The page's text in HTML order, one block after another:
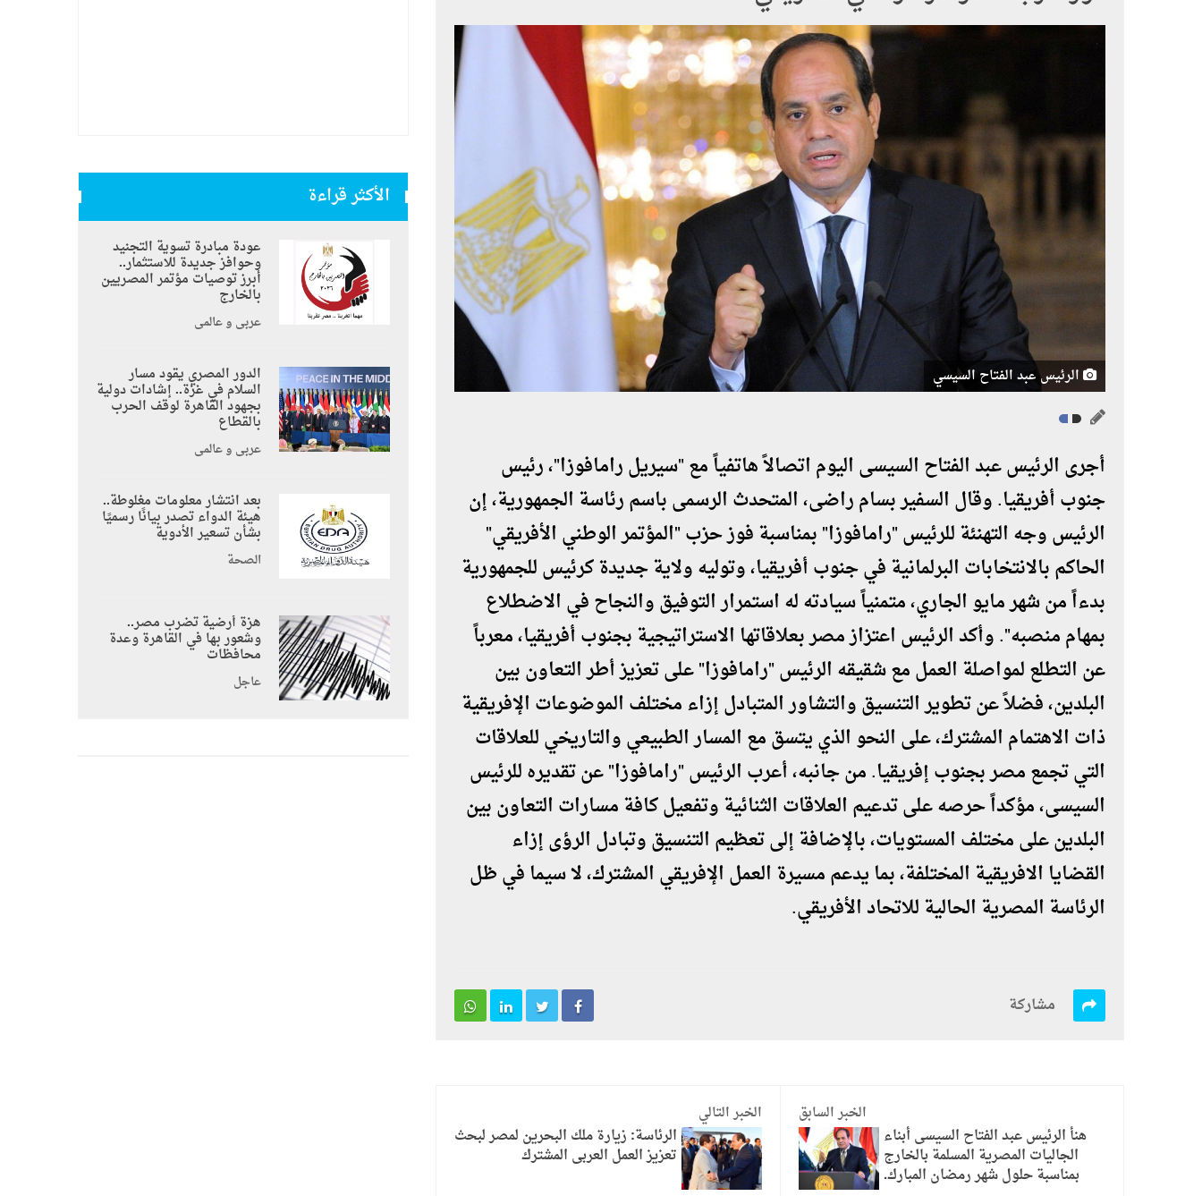
الرئيس عبد الفتاح السيسي
أجرى الرئيس عبد الفتاح السيسى اليوم اتصالاً هاتفياً مع "سيريل رامافوزا"، رئيس
جنوب أفريقيا. وقال السفير بسام راضى، المتحدث الرسمى باسم رئاسة الجمهورية، إن
الرئيس وجه التهنئة للرئيس "رامافوزا" بمناسبة فوز حزب "المؤتمر الوطني الأفريقي"
الحاكم بالانتخابات البرلمانية في جنوب أفريقيا، وتوليه ولاية جديدة كرئيس للجمهورية
بدءاً من شهر مايو الجاري، متمنياً سيادته له استمرار التوفيق والنجاح في الاضطلاع
بمهام منصبه". وأكد الرئيس اعتزاز مصر بعلاقاتها الاستراتيجية بجنوب أفريقيا، معرباً
عن التطلع لمواصلة العمل مع شقيقه الرئيس "رامافوزا" على تعزيز أطر التعاون بين
البلدين، فضلاً عن تطوير التنسيق والتشاور المتبادل إزاء مختلف الموضوعات الإفريقية
ذات الاهتمام المشترك، على النحو الذي يتسق مع المسار الطبيعي والتاريخي للعلاقات
التي تجمع مصر بجنوب إفريقيا. من جانبه، أعرب الرئيس "رامافوزا" عن تقديره للرئيس
السيسى، مؤكداً حرصه على تدعيم العلاقات الثنائية وتفعيل كافة مسارات التعاون بين
البلدين على مختلف المستويات، بالإضافة إلى تعظيم التنسيق وتبادل الرؤى إزاء
القضايا الافريقية المختلفة، بما يدعم مسيرة العمل الإفريقي المشترك، لا سيما في ظل
الرئاسة المصرية الحالية للاتحاد الأفريقي.
مشاركة
الخبر السابق
هنأ الرئيس عبد الفتاح السيسى أبناء
الجاليات المصرية المسلمة بالخارج
بمناسبة حلول شهر رمضان المبارك.
الخبر التالي
الرئاسة: زيارة ملك البحرين لمصر لبحث
تعزيز العمل العربى المشترك
الأكثر قراءة
عودة مبادرة تسوية التجنيد
وحوافز جديدة للاستثمار..
أبرز توصيات مؤتمر المصريين
بالخارج
عربي و عالمي
الدور المصري يقود مسار
السلام في غزة.. إشادات دولية
بجهود القاهرة لوقف الحرب
بالقطاع
عربي و عالمي
بعد انتشار معلومات مغلوطة..
هيئة الدواء تصدر بيانًا رسميًا
بشأن تسعير الأدوية
الصحة
هزة أرضية تضرب مصر..
وشعور بها في القاهرة وعدة
محافظات
عاجل